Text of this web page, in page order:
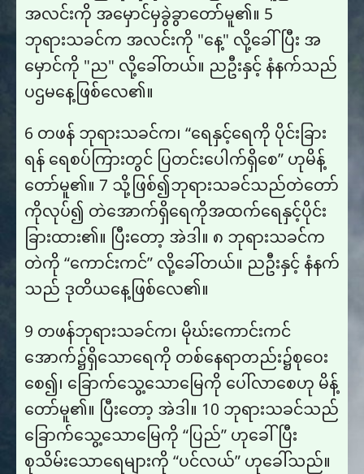
အလင်း​ကို အ​မှောင်​မှ​ခွဲ​ခွာ​တော်​မူ​၏။ 5
ဘုရားသခင်က အလင်းကို "နေ့" လို့ခေါ်ပြီး အ
မှောင်ကို "ည" လို့ခေါ်တယ်။ ညဦးနှင့် နံနက်သည်
ပဌမနေ့ဖြစ်လေ၏။
6 တဖန် ဘုရားသခင်က၊ “ရေနှင့်ရေကို ပိုင်းခြား
ရန် ရေစပ်ကြားတွင် ပြတင်းပေါက်ရှိစေ” ဟုမိန့်
တော်မူ၏။ 7 သို့​ဖြစ်​၍​ဘု​ရား​သ​ခင်​သည်​တဲ​တော်​
ကို​လုပ်​၍ တဲ​အောက်​ရှိ​ရေ​ကို​အထက်​ရေ​နှင့်​ပိုင်း​
ခြား​ထား​၏။ ပြီးတော့ အဲဒါ။ ၈ ဘုရားသခင်က
တဲကို “ကောင်းကင်” လို့ခေါ်တယ်။ ညဦးနှင့် နံနက်
သည် ဒုတိယနေ့ဖြစ်လေ၏။
9 တဖန်ဘုရားသခင်က၊ မိုဃ်းကောင်းကင်
အောက်၌ရှိသောရေကို တစ်နေရာတည်း၌စုဝေး
စေ၍၊ ခြောက်သွေ့သောမြေကို ပေါ်လာစေဟု မိန့်
တော်မူ၏။ ပြီးတော့ အဲဒါ။ 10 ဘုရားသခင်သည်
ခြောက်သွေ့သောမြေကို “ပြည်” ဟုခေါ်ပြီး
စုသိမ်းသောရေများကို “ပင်လယ်” ဟုခေါ်သည်။